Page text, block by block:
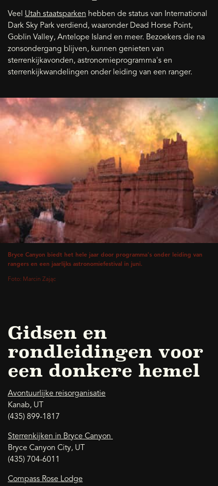
Veel Utah staatsparken hebben de status van International
Dark Sky Park verdiend, waaronder Dead Horse Point,
Goblin Valley, Antelope Island en meer. Bezoekers die na
zonsondergang blijven, kunnen genieten van
sterrenkijkavonden, astronomieprogramma's en
sterrenkijkwandelingen onder leiding van een ranger.
Bryce Canyon biedt het hele jaar door programma's onder leiding van
rangers en een jaarlijks astronomiefestival in juni.
Foto: Marcin Zając
Gidsen en
rondleidingen voor
een donkere hemel
Avontuurlijke reisorganisatie
Kanab, UT
(435) 899-1817
Sterrenkijken in Bryce Canyon
Bryce Canyon City, UT
(435) 704-6011
Compass Rose Lodge